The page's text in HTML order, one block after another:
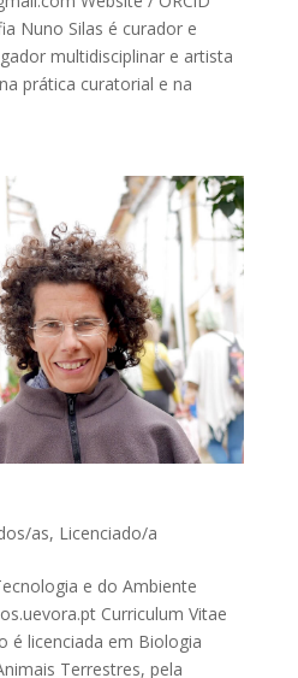
Nuno Silas é curador e
multidisciplinar e artista
prática curatorial e na
as, Licenciado/a
e do Ambiente
Curriculum Vitae
é licenciada em Biologia
Terrestres, pela